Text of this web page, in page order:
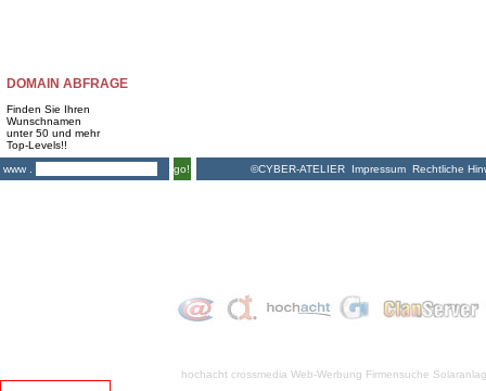
DOMAIN ABFRAGE
Finden Sie Ihren
Wunschnamen
unter 50 und mehr
Top-Levels!!
www .
go! ©CYBER-ATELIER Impressum Rechtliche
hochacht crossmedia Web-Werbung Firmensuche